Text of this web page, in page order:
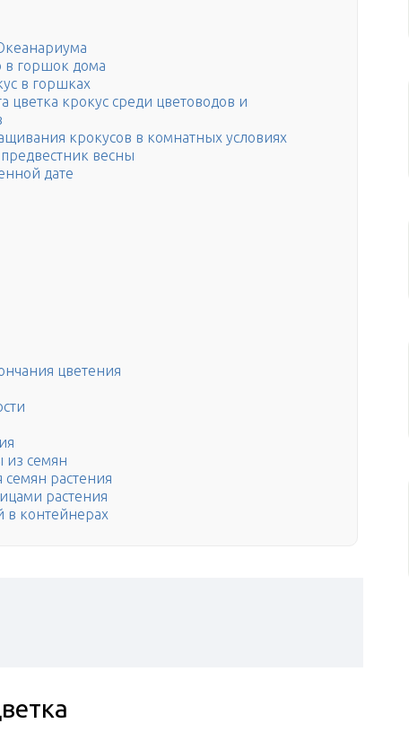
в горшок дома
в горшках
цветка крокус среди цветоводов и
крокусов в комнатных условиях
весны
дате
цветения
из семян
растения
растения
контейнерах